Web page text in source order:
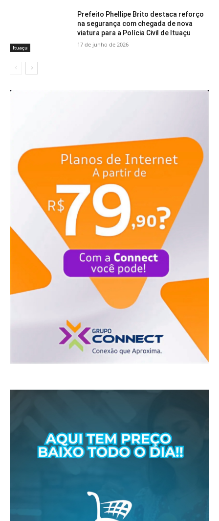
Ituaçu
Prefeito Phellipe Brito destaca reforço
na segurança com chegada de nova
viatura para a Polícia Civil de Ituaçu
17 de junho de 2026